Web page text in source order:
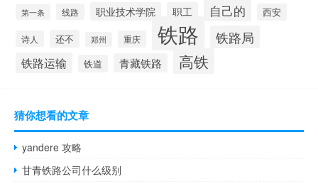
第一条 线路 职业技术学院 职工 自己的 西安
诗人 还不 郑州 重庆 铁路 铁路局
铁路运输 铁道 青藏铁路 高铁
猜你想看的文章
yandere 攻略
甘青铁路公司什么级别